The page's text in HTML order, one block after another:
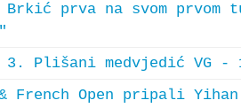
Brkić prva na svom prvom
3. Plišani medvjedić VG
& French Open pripali